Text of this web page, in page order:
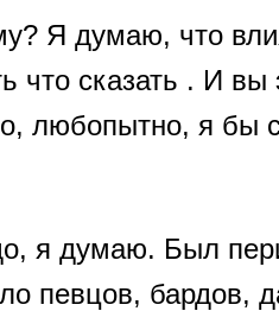
Я думаю, что
что сказать . И вы
любопытно, я бы
я думаю. Был
певцов, бардов,